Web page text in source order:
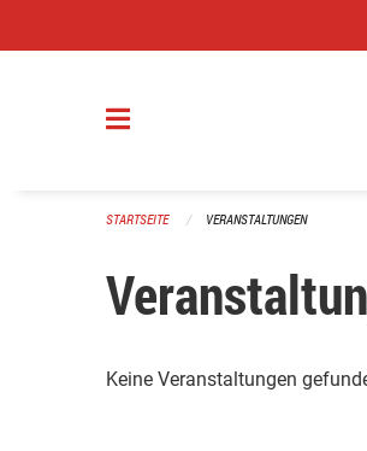
STARTSEITE VERANSTALTUNGEN
Keine Veranstaltungen